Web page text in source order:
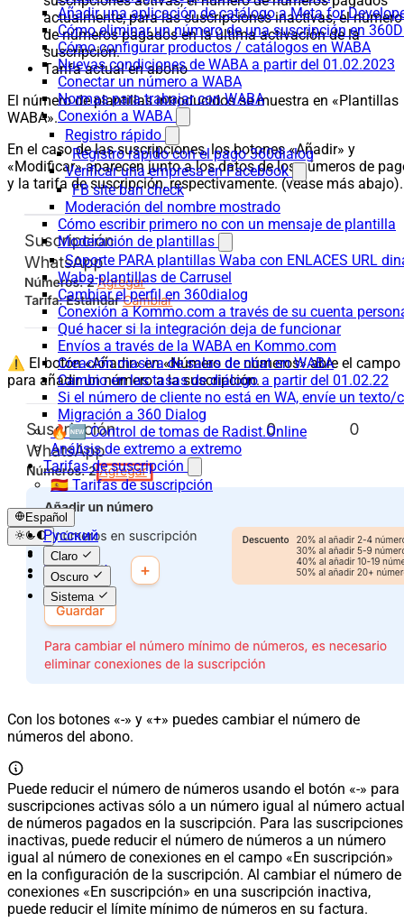
Añadir una aplicación de catálogo a Meta for
Cómo eliminar un número de una suscripción en
Cómo configurar productos / catálogos en WABA
Nuevas condiciones de WABA a partir del 01.02.2023
Conectar un número a WABA
Normas para trabajar con WABA
Conexión a WABA
Registro rápido
Registro rápido con el pago 360dialog
Verificar una empresa en Facebook
FB site ban check
Moderación del nombre mostrado
Cómo escribir primero no con un mensaje de plantilla
Moderación de plantillas
Soporte PARA plantillas Waba con ENLACES URL
Waba-plantillas de Carrusel
Cambiar el perfil en 360dialog
Conexión a Kommo.com a través de su cuenta
Qué hacer si la integración deja de funcionar
Envíos a través de la WABA en Kommo.com
Creación masiva de salas de chat en WABA
Cambio en las tasas de diálogo a partir del 01.02.22
Si el número de cliente no está en WA, envíe un
Migración a 360 Dialog
🔥🆕 Control de tomas de Radist.Online
Análisis de extremo a extremo
Tarifas de suscripción
🇪🇸 Tarifas de suscripción
Español
Русский
English
Español
Claro
Oscuro
Sistema
actualmente; para las suscripciones inactivas, el número
de números pagados en la última activación de la
suscripción.
Tarifa actual en abono
El número de plantillas introducidos se muestra en «Plantillas
WABA».
En el caso de las suscripciones, los botones «Añadir» y
«Modificar» aparecen junto a los datos de los números de
y la tarifa de suscripción, respectivamente. (véase más abajo).
⚠️ El botón «Añadir» en «Número de números» abre el campo
para añadir un número a la suscripción.
Con los botones «-» y «+» puedes cambiar el número de
números del abono.
Puede reducir el número de números usando el botón «-» para
suscripciones activas sólo a un número igual al número actual
de números pagados en la suscripción. Para las suscripciones
inactivas, puede reducir el número de números a un número
igual al número de conexiones en el campo «En suscripción»
en la configuración de la suscripción. Al cambiar el número de
conexiones «En suscripción» en una suscripción inactiva,
puede reducir el límite mínimo de números en su factura.